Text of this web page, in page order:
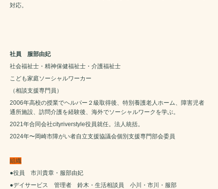
対応。
社員 服部由妃
社会福祉士・精神保健福祉士・介護福祉士
こども家庭ソーシャルワーカー
（相談支援専門員）
2006年高校の授業でヘルパー２級取得後、特別養護老人ホーム、障害児者
通所施設、訪問介護を経験後、海外でソーシャルワークを学ぶ。
2021年合同会社cityriverstyle役員就任。法人統括。
2024年〜岡崎市障がい者自立支援協議会個別支援専門部会委員
組織
●役員 市川貴章・服部由妃
●デイサービス 管理者 鈴木・生活相談員 小川・市川・服部